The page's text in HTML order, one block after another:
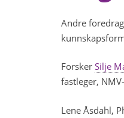
Andre
Forsker Silje
fastleger,
Lene Åsdahl,